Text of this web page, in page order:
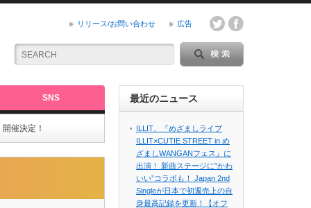
リリース/お問い合わせ 広告
SNS
催決定！
最近のニュース
ILLIT、『めざましライブ
ILLIT×CUTIE STREET in め
ざましWANGANフェス』に
出演！ 新曲ステージに”かわ
いい”コラボも！ Japan 2nd
Singleが日本で初週売上の自
身最高記録を更新！【オフ